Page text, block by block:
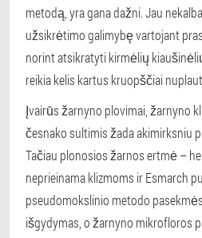
metodą, yra gana dažni. Jau
užsikrėtimo galimybę vartojant
norint atsikratyti kirmėlių
reikia kelis kartus kruopščiai
Įvairūs žarnyno plovimai, žarnyno
česnako sultimis žada akimirksniu
Tačiau plonosios žarnos ertmė –
neprieinama klizmoms ir Esmarch
pseudomokslinio metodo
išgydymas, o žarnyno mikrofloros